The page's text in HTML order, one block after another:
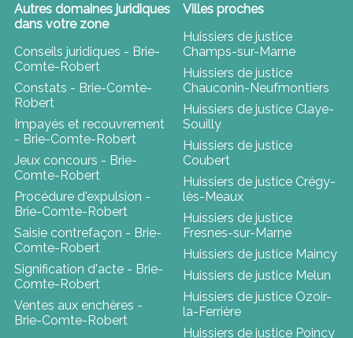
Autres domaines juridiques
dans votre zone
Conseils juridiques - Brie-
Comte-Robert
Constats - Brie-Comte-
Robert
Impayés et recouvrement
- Brie-Comte-Robert
Jeux concours - Brie-
Comte-Robert
Procédure d'expulsion -
Brie-Comte-Robert
Saisie contrefaçon - Brie-
Comte-Robert
Signification d'acte - Brie-
Comte-Robert
Ventes aux enchères -
Brie-Comte-Robert
Villes proches
Huissiers de justice
Champs-sur-Marne
Huissiers de justice
Chauconin-Neufmontiers
Huissiers de justice Claye-
Souilly
Huissiers de justice
Coubert
Huissiers de justice Crégy-
lès-Meaux
Huissiers de justice
Fresnes-sur-Marne
Huissiers de justice Maincy
Huissiers de justice Melun
Huissiers de justice Ozoir-
la-Ferrière
Huissiers de justice Poincy